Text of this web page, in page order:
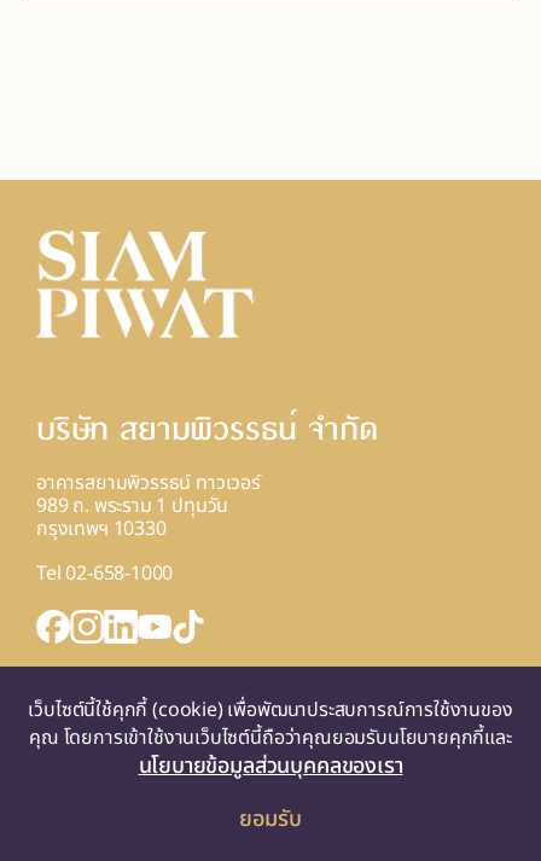
บริษัท สยามพิวรรธน์ จํากัด
อาคารสยามพิวรรธน์ ทาวเวอร์
989 ถ. พระราม 1 ปทุมวัน
กรุงเทพฯ 10330
Tel 02-658-1000
แผนที่
เว็บไซต์นี้ใช้คุกกี้ (cookie) เพื่อพัฒนาประสบการณ์การใช้งานของ
คุณ โดยการเข้าใช้งานเว็บไซต์นี้ถือว่าคุณยอมรับนโยบายคุกกี้และ
นโยบายข้อมูลส่วนบุคคลของเรา
ยอมรับ
© 2025 SIAM PIWAT CO., LTD. ALL RIGHTS RESERVED